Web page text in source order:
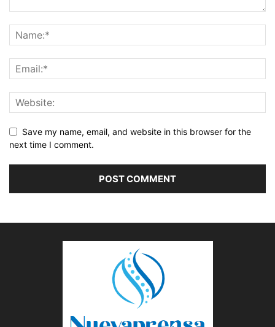
Save my name, email, and website in this browser for the
next time I comment.